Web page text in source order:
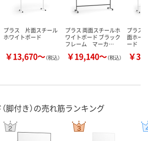
プラス 片面スチール
ホワイトボード
￥13,670～（税込）
プラス 両面スチールホ
ワイトボード ブラック
フレーム マーカ…
￥19,140～（税込）
プラス
面ホー
ード
￥
脚付き）の売れ筋ランキング